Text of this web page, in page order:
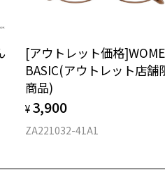
ズを確認するには？
るために、定期的な視
ます。
無料
方へ＞
み購入して、
お選びいただくと、実店舗で
ズ（標準セットレンズ）へ無
[アウトレット価格
BASIC(アウトレット店舗
商品)
¥ 3,900
ZA221032-41A1